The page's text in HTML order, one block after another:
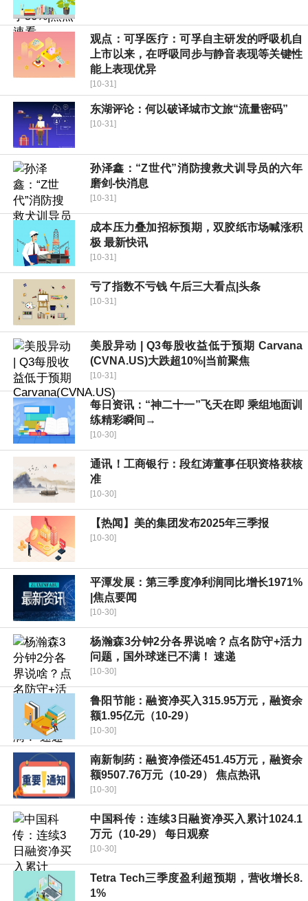
观点：可孚医疗：可孚自主研发的呼吸机自
上市以来，在呼吸同步与静音表现等关键性
能上表现优异
[10-31]
东湖评论：何以破译城市文旅“流量密码”
[10-31]
孙泽鑫：“Z世代”消防搜救犬训导员的六年
磨剑-快消息
[10-31]
成本压力叠加招标预期，双胶纸市场喊涨积
极 最新快讯
[10-31]
亏了指数不亏钱 午后三大看点|头条
[10-31]
美股异动 | Q3每股收益低于预期 Carvana
(CVNA.US)大跌超10%|当前聚焦
[10-31]
每日资讯：“神二十一”飞天在即 乘组地面训
练精彩瞬间→
[10-30]
通讯！工商银行：段红涛董事任职资格获核
准
[10-30]
【热闻】美的集团发布2025年三季报
[10-30]
平潭发展：第三季度净利润同比增长1971%
|焦点要闻
[10-30]
杨瀚森3分钟2分各界说啥？点名防守+活力
问题，国外球迷已不满！ 速递
[10-30]
鲁阳节能：融资净买入315.95万元，融资余
额1.95亿元（10-29）
[10-30]
南新制药：融资净偿还451.45万元，融资余
额9507.76万元（10-29） 焦点热讯
[10-30]
中国科传：连续3日融资净买入累计1024.1
万元（10-29） 每日观察
[10-30]
Tetra Tech三季度盈利超预期，营收增长8.
1%